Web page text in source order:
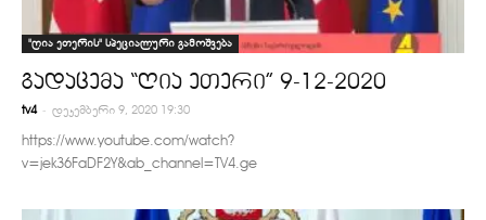
"ღია ეთერის" სპეციალური გამოშვება
გადაცემა “ღია ეთერი” 9-12-2020
tv4 - დეკემბერი 9, 2020 19:30
https://www.youtube.com/watch?
v=jek36FaDF2Y&ab_channel=TV4.ge